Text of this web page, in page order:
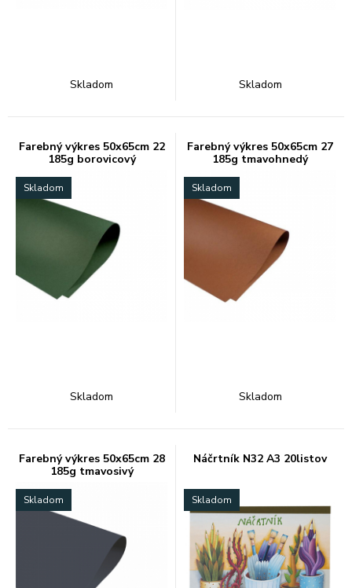
Skladom Skladom
Farebný výkres 50x65cm 22
185g borovicový
Skladom
Skladom
Farebný výkres 50x65cm 27
185g tmavohnedý
Skladom
Skladom
Farebný výkres 50x65cm 28
185g tmavosivý
Skladom
Náčrtník N32 A3 20listov
Skladom